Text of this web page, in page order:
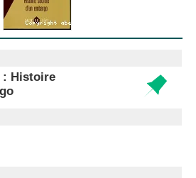
: Histoire